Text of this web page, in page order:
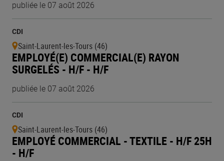
publiée le 07 août 2026
CDI
Saint-Laurent-les-Tours (46)
EMPLOYÉ(E) COMMERCIAL(E) RAYON
SURGELÉS - H/F - H/F
publiée le 07 août 2026
CDI
Saint-Laurent-les-Tours (46)
EMPLOYÉ COMMERCIAL - TEXTILE - H/F 25H
- H/F